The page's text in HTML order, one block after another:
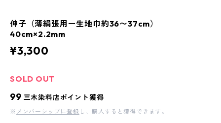
伸子（薄絹張用ー生地巾約36〜37cm）
40cm×2.2mm
¥3,300
SOLD OUT
99 三木染料店ポイント獲得
※ メンバーシップに登録 し、購入すると獲得できます。